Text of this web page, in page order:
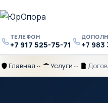
Телефон
ТЕЛЕФОН
+7 917 525-75-71
телефон
+7 983
Главная
Главная Разделитель
Услуги
Услуги
Договор